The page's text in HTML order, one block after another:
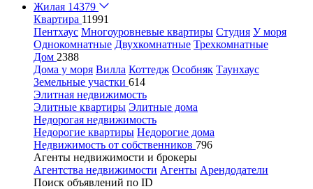
Жилая 14379
Квартира 11991
Пентхаус Многоуровневые квартиры Студия У моря
Однокомнатные Двухкомнатные Трехкомнатные
Дом 2388
Дома у моря Вилла Коттедж Особняк Таунхаус
Земельные участки 614
Элитная недвижимость
Элитные квартиры Элитные дома
Недорогая недвижимость
Недорогие квартиры Недорогие дома
Недвижимость от собственников 796
Агенты недвижимости и брокеры
Агентства недвижимости Агенты Арендодатели
Поиск объявлений по ID